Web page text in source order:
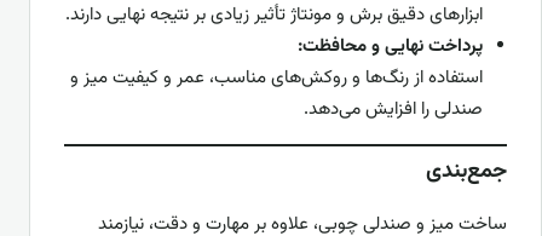
ابزارهای دقیق برش و مونتاژ تأثیر زیادی بر نتیجه نهایی دارند.
پرداخت نهایی و محافظت:
استفاده از رنگ‌ها و روکش‌های مناسب، عمر و کیفیت میز و
صندلی را افزایش می‌دهد.
جمع‌بندی
ساخت میز و صندلی چوبی، علاوه بر مهارت و دقت، نیازمند